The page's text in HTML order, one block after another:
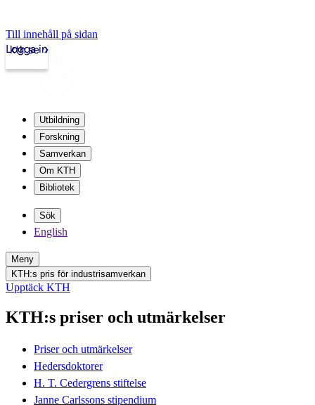
Till innehåll på sidan
kth.se
Logga in
Utbildning
Forskning
Samverkan
Om KTH
Bibliotek
Sök
English
Meny
KTH:s pris för industrisamverkan
Upptäck KTH
KTH:s priser och utmärkelser
Priser och utmärkelser
Hedersdoktorer
H. T. Cedergrens stiftelse
Janne Carlssons stipendium